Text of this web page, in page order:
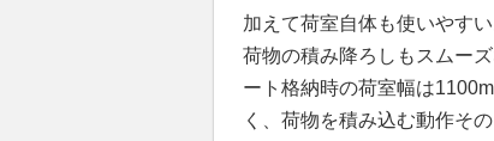
加えて荷室自体も使いやす
荷物の積み降ろしもスムー
ート格納時の荷室幅は
く、荷物を積み込む動作そ